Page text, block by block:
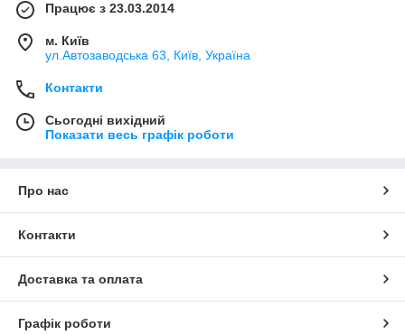
Працює з 23.03.2014
м. Київ
ул.Автозаводська 63, Київ, Україна
Контакти
Сьогодні вихідний
Показати весь графік роботи
Про нас
Контакти
Доставка та оплата
Графік роботи